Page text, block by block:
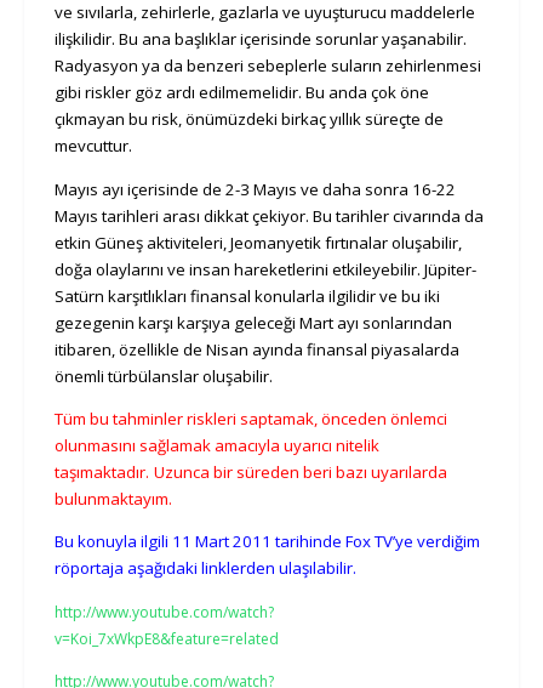
ve sıvılarla, zehirlerle, gazlarla ve uyuşturucu maddelerle
ilişkilidir. Bu ana başlıklar içerisinde sorunlar yaşanabilir.
Radyasyon ya da benzeri sebeplerle suların zehirlenmesi
gibi riskler göz ardı edilmemelidir. Bu anda çok öne
çıkmayan bu risk, önümüzdeki birkaç yıllık süreçte de
mevcuttur.
Mayıs ayı içerisinde de 2-3 Mayıs ve daha sonra 16-22
Mayıs tarihleri arası dikkat çekiyor. Bu tarihler civarında da
etkin Güneş aktiviteleri, Jeomanyetik fırtınalar oluşabilir,
doğa olaylarını ve insan hareketlerini etkileyebilir. Jüpiter-
Satürn karşıtlıkları finansal konularla ilgilidir ve bu iki
gezegenin karşı karşıya geleceği Mart ayı sonlarından
itibaren, özellikle de Nisan ayında finansal piyasalarda
önemli türbülanslar oluşabilir.
Tüm bu tahminler riskleri saptamak, önceden önlemci
olunmasını sağlamak amacıyla uyarıcı nitelik
taşımaktadır. Uzunca bir süreden beri bazı uyarılarda
bulunmaktayım.
Bu konuyla ilgili 11 Mart 2011 tarihinde Fox TV’ye verdiğim
röportaja aşağıdaki linklerden ulaşılabilir.
http://www.youtube.com/watch?
v=Koi_7xWkpE8&feature=related
http://www.youtube.com/watch?